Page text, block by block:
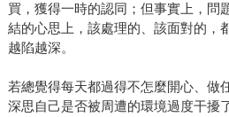
買，獲得一時的認同；但事實上，問
結的心思上，該處理的、該面對的，
越陷越深。
若總覺得每天都過得不怎麼開心、做
深思自己是否被周遭的環境過度干擾